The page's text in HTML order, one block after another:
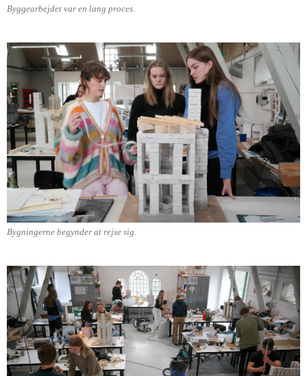
Byggearbejdet var en lang proces.
Bygningerne begynder at rejse sig.